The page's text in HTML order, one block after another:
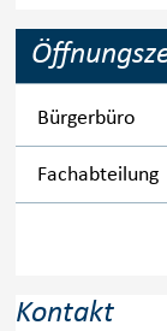
Bürgerbüro
Fachabteilung
Kontakt